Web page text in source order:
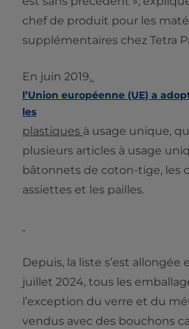
chef de produit pour les
supplémentaires chez Tetra
En juin 2019,
l’Union européenne (UE) a
les
plastiques à usage unique,
plusieurs articles à usage
bâtonnets de coton-tige, les
assiettes et les pailles.
Depuis, la liste s’est allongée
juillet 2024, tous les
l’exception du verre et du
vendus avec des bouchons